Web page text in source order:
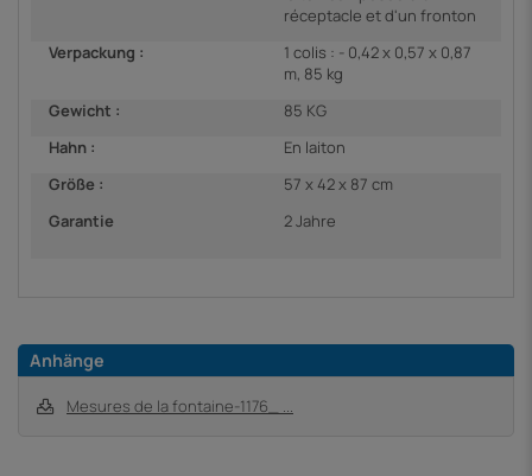
réceptacle et d'un fronton
Verpackung :
1 colis : - 0,42 x 0,57 x 0,87
m, 85 kg
Gewicht :
85 KG
Hahn :
En laiton
Größe :
57 x 42 x 87 cm
Garantie
2 Jahre
Anhänge
Mesures de la fontaine-1176_ ...